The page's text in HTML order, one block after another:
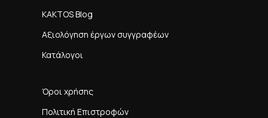
KAKTOS Blog
Αξιολόγηση έργων συγγραφέων
Κατάλογοι
Όροι χρήσης
Πολιτική Επιστροφών